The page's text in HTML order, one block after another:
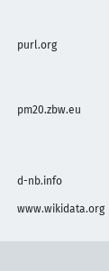
purl.org
pm20.zbw.eu
d-nb.info
www.wikidata.org